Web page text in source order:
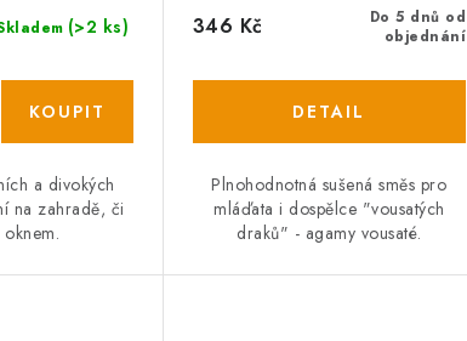
k
t
ů
(>2 ks)
a divokých
na zahradě, či
Do 5 dnů od
objednání
346 Kč
Plnohodnotná sušená směs pro
mláďata i dospělce "vousatých
draků" - agamy vousaté.